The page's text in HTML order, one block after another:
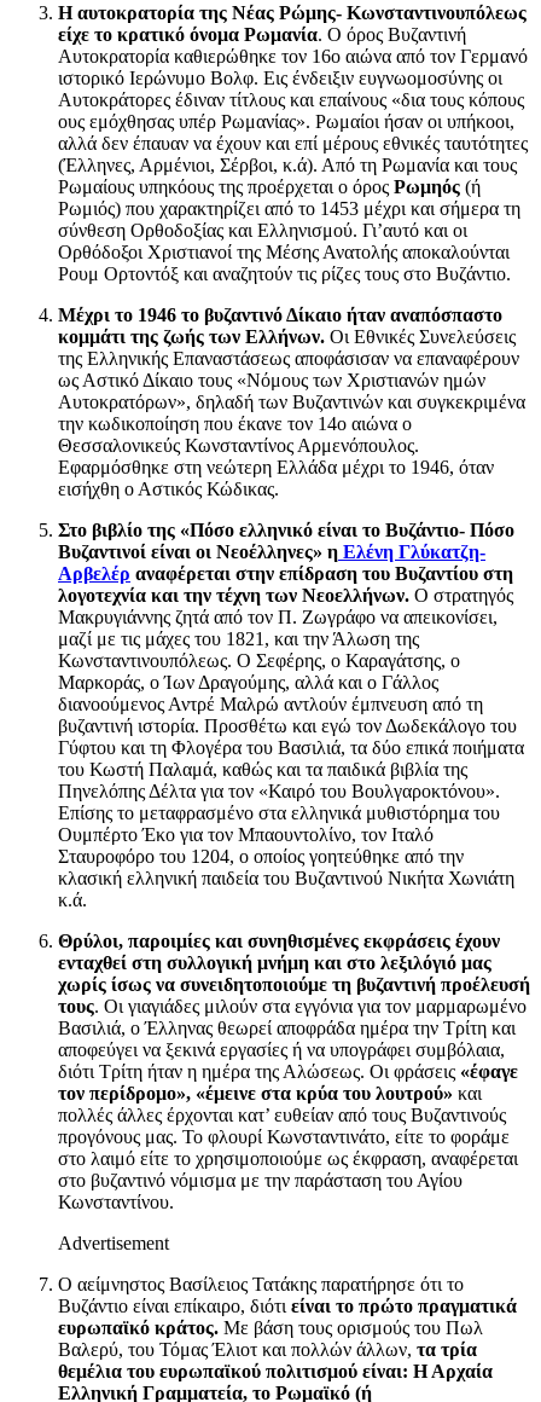
Η αυτοκρατορία της Νέας Ρώμης- Κωνσταντινουπόλεως
είχε το κρατικό όνομα Ρωμανία. Ο όρος Βυζαντινή
Αυτοκρατορία καθιερώθηκε τον 16ο αιώνα από τον Γερμανό
ιστορικό Ιερώνυμο Βολφ. Εις ένδειξιν ευγνωομοσύνης οι
Αυτοκράτορες έδιναν τίτλους και επαίνους «δια τους κόπους
ους εμόχθησας υπέρ Ρωμανίας». Ρωμαίοι ήσαν οι υπήκοοι,
αλλά δεν έπαυαν να έχουν και επί μέρους εθνικές ταυτότητες
(Έλληνες, Αρμένιοι, Σέρβοι, κ.ά). Από τη Ρωμανία και τους
Ρωμαίους υπηκόους της προέρχεται ο όρος Ρωμηός (ή
Ρωμιός) που χαρακτηρίζει από το 1453 μέχρι και σήμερα τη
σύνθεση Ορθοδοξίας και Ελληνισμού. Γι’αυτό και οι
Ορθόδοξοι Χριστιανοί της Μέσης Ανατολής αποκαλούνται
Ρουμ Ορτοντόξ και αναζητούν τις ρίζες τους στο Βυζάντιο.
Μέχρι το 1946 το βυζαντινό Δίκαιο ήταν αναπόσπαστο
κομμάτι της ζωής των Ελλήνων. Οι Εθνικές Συνελεύσεις
της Ελληνικής Επαναστάσεως αποφάσισαν να επαναφέρουν
ως Αστικό Δίκαιο τους «Νόμους των Χριστιανών ημών
Αυτοκρατόρων», δηλαδή των Βυζαντινών και συγκεκριμένα
την κωδικοποίηση που έκανε τον 14ο αιώνα ο
Θεσσαλονικεύς Κωνσταντίνος Αρμενόπουλος.
Εφαρμόσθηκε στη νεώτερη Ελλάδα μέχρι το 1946, όταν
εισήχθη ο Αστικός Κώδικας.
Στο βιβλίο της «Πόσο ελληνικό είναι το Βυζάντιο- Πόσο
Βυζαντινοί είναι οι Νεοέλληνες» η Ελένη Γλύκατζη-
Αρβελέρ αναφέρεται στην επίδραση του Βυζαντίου στη
λογοτεχνία και την τέχνη των Νεοελλήνων. Ο στρατηγός
Μακρυγιάννης ζητά από τον Π. Ζωγράφο να απεικονίσει,
μαζί με τις μάχες του 1821, και την Άλωση της
Κωνσταντινουπόλεως. Ο Σεφέρης, ο Καραγάτσης, ο
Μαρκοράς, ο Ίων Δραγούμης, αλλά και ο Γάλλος
διανοούμενος Αντρέ Μαλρώ αντλούν έμπνευση από τη
βυζαντινή ιστορία. Προσθέτω και εγώ τον Δωδεκάλογο του
Γύφτου και τη Φλογέρα του Βασιλιά, τα δύο επικά ποιήματα
του Κωστή Παλαμά, καθώς και τα παιδικά βιβλία της
Πηνελόπης Δέλτα για τον «Καιρό του Βουλγαροκτόνου».
Επίσης το μεταφρασμένο στα ελληνικά μυθιστόρημα του
Ουμπέρτο Έκο για τον Μπαουντολίνο, τον Ιταλό
Σταυροφόρο του 1204, ο οποίος γοητεύθηκε από την
κλασική ελληνική παιδεία του Βυζαντινού Νικήτα Χωνιάτη
κ.ά.
Θρύλοι, παροιμίες και συνηθισμένες εκφράσεις έχουν
ενταχθεί στη συλλογική μνήμη και στο λεξιλόγιό μας
χωρίς ίσως να συνειδητοποιούμε τη βυζαντινή προέλευσή
τους. Οι γιαγιάδες μιλούν στα εγγόνια για τον μαρμαρωμένο
Βασιλιά, ο Έλληνας θεωρεί αποφράδα ημέρα την Τρίτη και
αποφεύγει να ξεκινά εργασίες ή να υπογράφει συμβόλαια,
διότι Τρίτη ήταν η ημέρα της Αλώσεως. Οι φράσεις «έφαγε
τον περίδρομο», «έμεινε στα κρύα του λουτρού» και
πολλές άλλες έρχονται κατ’ ευθείαν από τους Βυζαντινούς
προγόνους μας. Το φλουρί Κωνσταντινάτο, είτε το φοράμε
στο λαιμό είτε το χρησιμοποιούμε ως έκφραση, αναφέρεται
στο βυζαντινό νόμισμα με την παράσταση του Αγίου
Κωνσταντίνου.
Advertisement
Ο αείμνηστος Βασίλειος Τατάκης παρατήρησε ότι το
Βυζάντιο είναι επίκαιρο, διότι είναι το πρώτο πραγματικά
ευρωπαϊκό κράτος. Με βάση τους ορισμούς του Πωλ
Βαλερύ, του Τόμας Έλιοτ και πολλών άλλων, τα τρία
θεμέλια του ευρωπαϊκού πολιτισμού είναι: Η Αρχαία
Ελληνική Γραμματεία, το Ρωμαϊκό (ή